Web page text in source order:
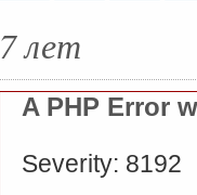
7 лет
A PHP Error
Severity: 8192